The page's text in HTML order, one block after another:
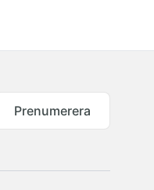
Prenumerera